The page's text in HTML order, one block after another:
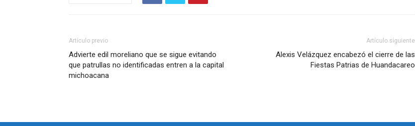
Artículo previo
Advierte edil moreliano que se sigue evitando
que patrullas no identificadas entren a la capital
michoacana
Artículo siguiente
Alexis Velázquez encabezó el cierre de las
Fiestas Patrias de Huandacareo